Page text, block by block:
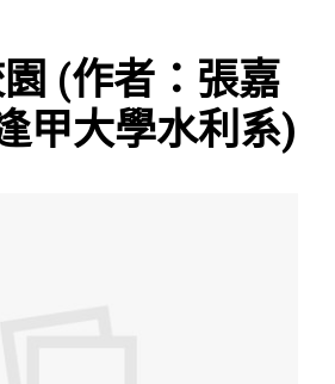
(作者：張嘉
甲大學水利系)